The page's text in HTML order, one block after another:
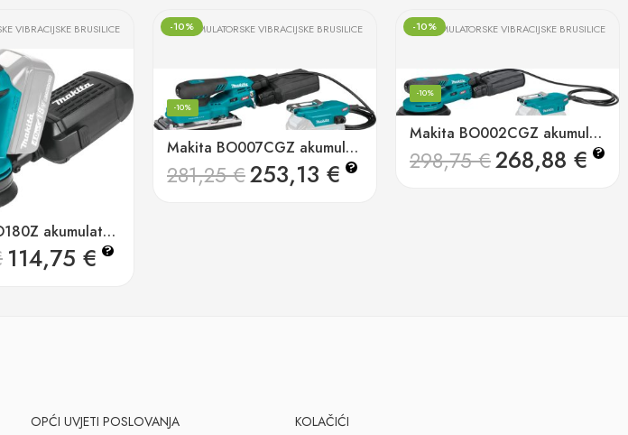
VIBRACIJSKE BRUSILICE
Makita DBO180Z akumulatorska ekscentrična brusilica
114,75 € ?
-10%
AKUMULATORSKE VIBRACIJSKE BRUSILICE
Makita BO007CGZ akumulatorska oscilirajuća brusilica
-10%
281,25€253,13 € ?
-10%
AKUMULATORSKE VIBRACIJSKE BRUSILICE
Makita BO002CGZ akumulatorska ekscentrična brusilica
-10%
298,75€268,88 € ?
OPĆI UVJETI POSLOVANJA
KOLAČIĆI